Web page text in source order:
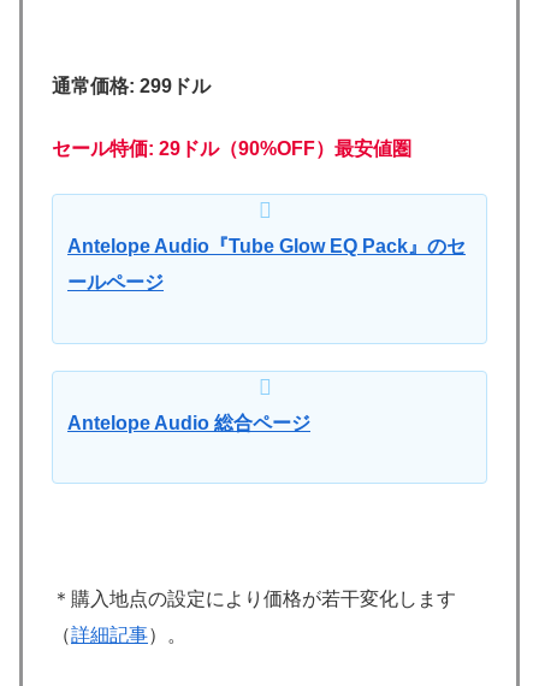
通常価格: 299ドル
セール特価: 29 ドル（90%OFF）最安値圏
Antelope Audio『Tube Glow EQ Pack』のセ
ールページ
Antelope Audio 総合ページ
＊購入地点の設定により価格が若干変化します
（詳細記事）。